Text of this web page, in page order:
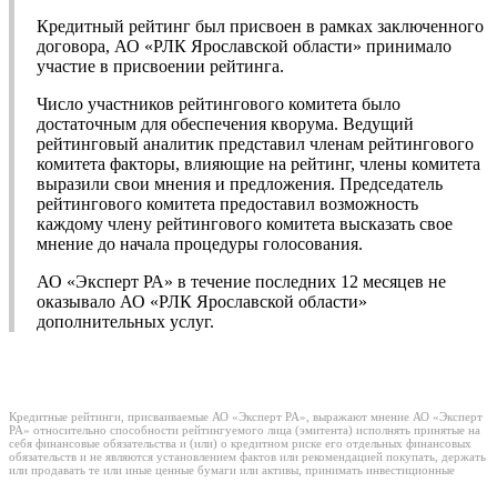
Кредитный рейтинг был присвоен в рамках заключенного
договора, АО «РЛК Ярославской области» принимало
участие в присвоении рейтинга.
Число участников рейтингового комитета было
достаточным для обеспечения кворума. Ведущий
рейтинговый аналитик представил членам рейтингового
комитета факторы, влияющие на рейтинг, члены комитета
выразили свои мнения и предложения. Председатель
рейтингового комитета предоставил возможность
каждому члену рейтингового комитета высказать свое
мнение до начала процедуры голосования.
АО «Эксперт РА» в течение последних 12 месяцев не
оказывало АО «РЛК Ярославской области»
дополнительных услуг.
Кредитные рейтинги, присваиваемые АО «Эксперт РА», выражают мнение АО «Эксперт
РА» относительно способности рейтингуемого лица (эмитента) исполнять принятые на
себя финансовые обязательства и (или) о кредитном риске его отдельных финансовых
обязательств и не являются установлением фактов или рекомендацией покупать, держать
или продавать те или иные ценные бумаги или активы, принимать инвестиционные